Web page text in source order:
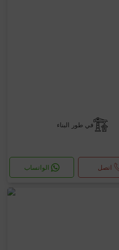
في طور البناء
اتصل الواتساب